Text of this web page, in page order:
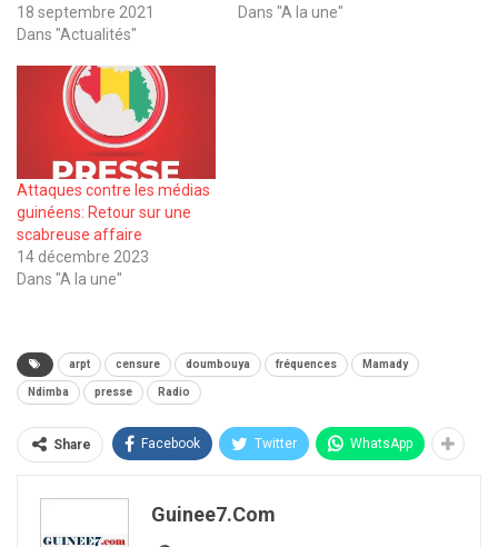
18 septembre 2021
Dans "Actualités"
Dans "A la une"
Attaques contre les médias
guinéens: Retour sur une
scabreuse affaire
14 décembre 2023
Dans "A la une"
arpt censure doumbouya fréquences Mamady
Ndimba presse Radio
Share Facebook Twitter WhatsApp
Guinee7.com